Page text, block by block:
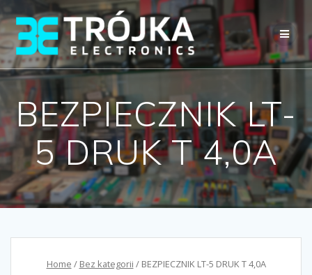
Przejdź
do
treści
BEZPIECZNIK LT-
5 DRUK T 4,0A
Home / Bez kategorii / BEZPIECZNIK LT-5 DRUK T 4,0A